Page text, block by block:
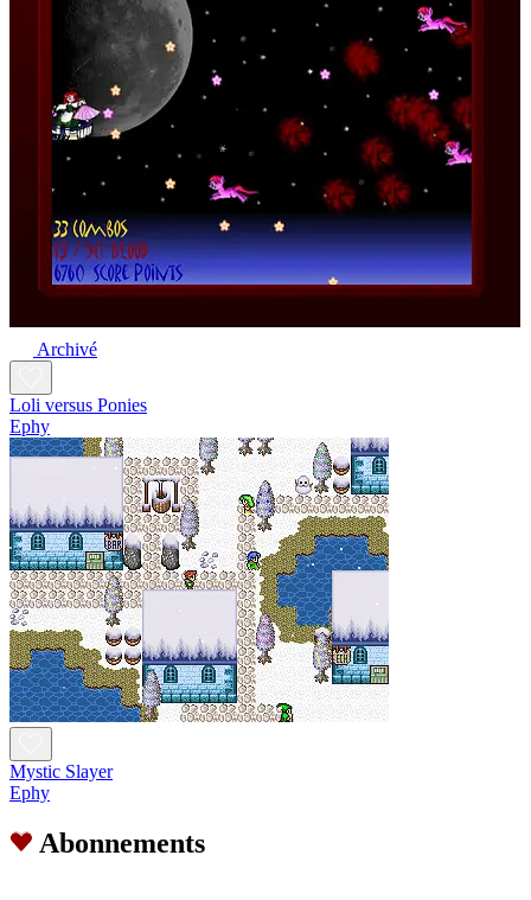
Archivé
Loli versus Ponies
Ephy
Mystic Slayer
Ephy
Abonnements